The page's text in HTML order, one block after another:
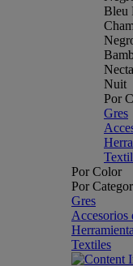
Bleu
Nuit
Por
Gres
Por Color
Por
Gres
Accesorios
Textiles